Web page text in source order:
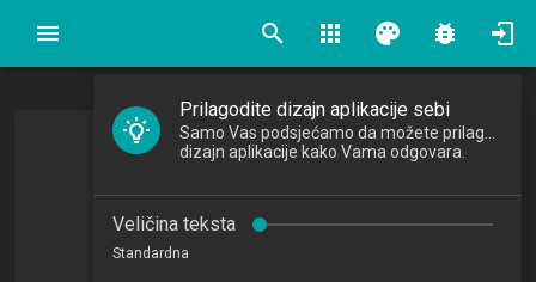
search apps palette bug_report
Deklarativno programiranje
Declarative Programming
2023/2024
Prilagodite dizajn aplikacije sebi
dizajn aplikacije kako Vama odgovara.
Veličina teksta
Standardna